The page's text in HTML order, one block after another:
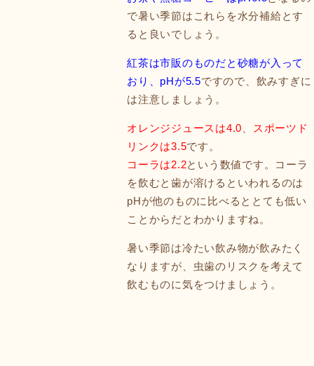
で暑い季節はこれらを水分補給とす
ると良いでしょう。
紅茶は市販のものだと砂糖が入って
おり、pHが5.5ですので、飲みすぎに
は注意しましょう。
オレンジジュースは4.0
スポーツド
リンクは3.5です。
コーラは2.2という数値です。コーラ
を飲むと歯が溶けるといわれるのは
pHが他のものに比べるととても低い
ことからだとわかりますね。
暑い季節は冷たい飲み物が飲みたく
なりますが、虫歯のリスクを考えて
飲むものに気をつけましょう。